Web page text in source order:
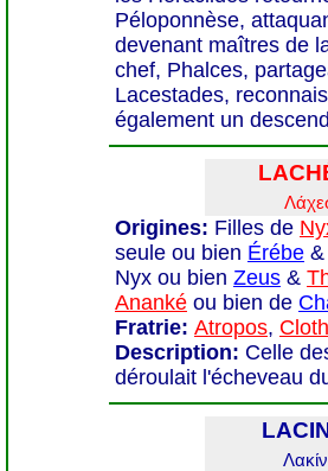
Péloponnèse,
devenant maîtres de
chef, Phalces,
Lacestades,
également un
Origines: Filles de
seule ou bien Érébe &
Nyx ou bien Zeus &
Ananké ou bien de
Fratrie: Atropos,
Description: Celle
déroulait l'écheveau